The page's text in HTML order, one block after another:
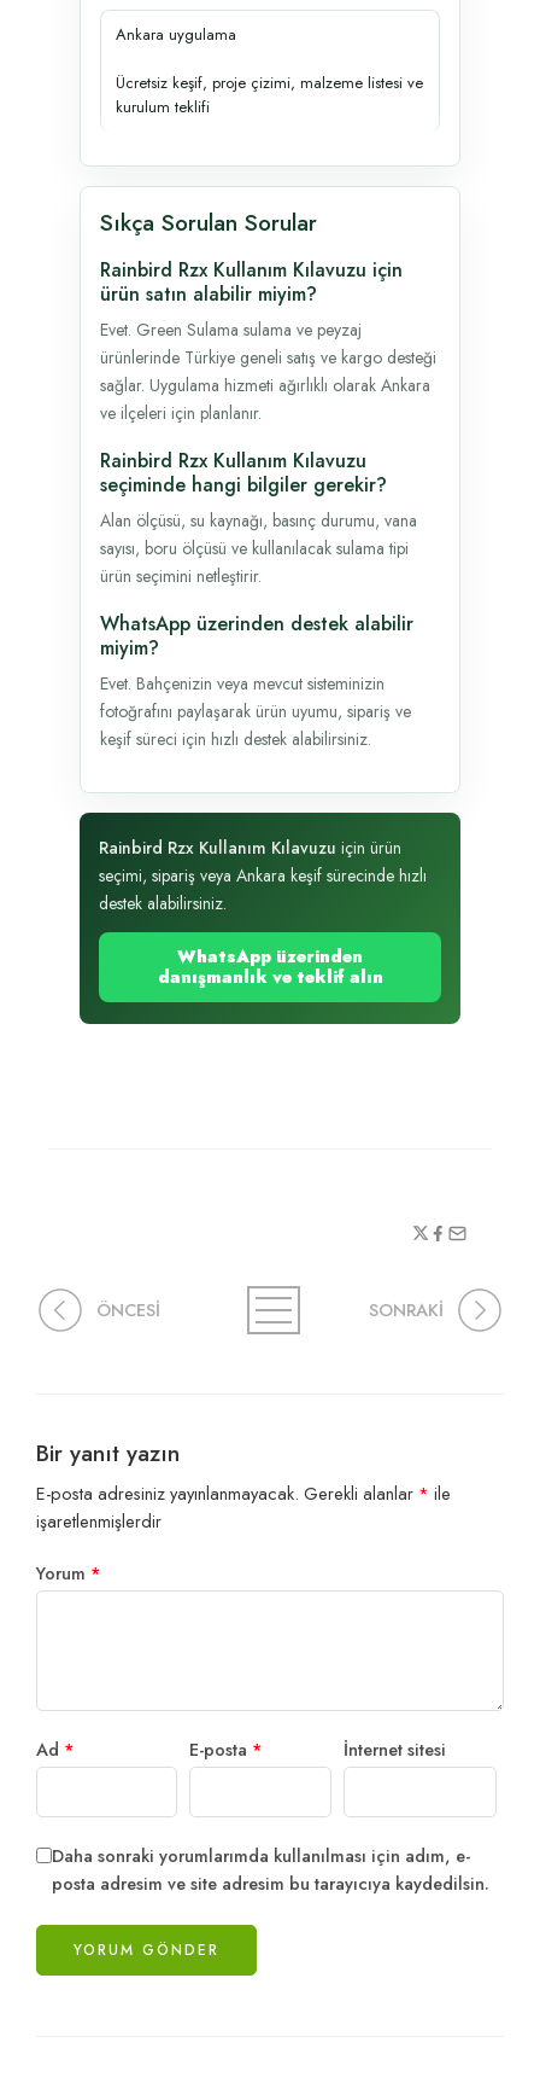
Ankara uygulama
Ücretsiz keşif, proje çizimi, malzeme listesi ve
kurulum teklifi
Sıkça Sorulan Sorular
Rainbird Rzx Kullanım Kılavuzu için
ürün satın alabilir miyim?
Evet. Green Sulama sulama ve peyzaj
ürünlerinde Türkiye geneli satış ve kargo desteği
sağlar. Uygulama hizmeti ağırlıklı olarak Ankara
ve ilçeleri için planlanır.
Rainbird Rzx Kullanım Kılavuzu
seçiminde hangi bilgiler gerekir?
Alan ölçüsü, su kaynağı, basınç durumu, vana
sayısı, boru ölçüsü ve kullanılacak sulama tipi
ürün seçimini netleştirir.
WhatsApp üzerinden destek alabilir
miyim?
Evet. Bahçenizin veya mevcut sisteminizin
fotoğrafını paylaşarak ürün uyumu, sipariş ve
keşif süreci için hızlı destek alabilirsiniz.
Rainbird Rzx Kullanım Kılavuzu için ürün
seçimi, sipariş veya Ankara keşif sürecinde hızlı
destek alabilirsiniz.
WhatsApp üzerinden
danışmanlık ve teklif alın
ÖNCESİ SONRAKİ
Bir yanıt yazın
E-posta adresiniz yayınlanmayacak. Gerekli alanlar * ile
işaretlenmişlerdir
Yorum *
Ad * E-posta * İnternet sitesi
Daha sonraki yorumlarımda kullanılması için adım, e-
posta adresim ve site adresim bu tarayıcıya kaydedilsin.